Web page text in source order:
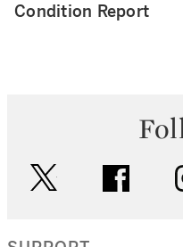
Condition Report